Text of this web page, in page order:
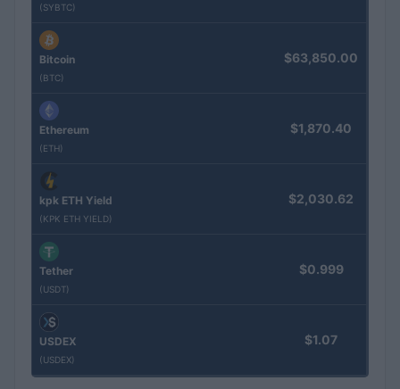
(SYBTC)
Bitcoin
(BTC)
$63,850.00
Ethereum
(ETH)
$1,870.40
kpk ETH Yield
(KPK ETH YIELD)
$2,030.62
Tether
(USDT)
$0.999
USDEX
(USDEX)
$1.07